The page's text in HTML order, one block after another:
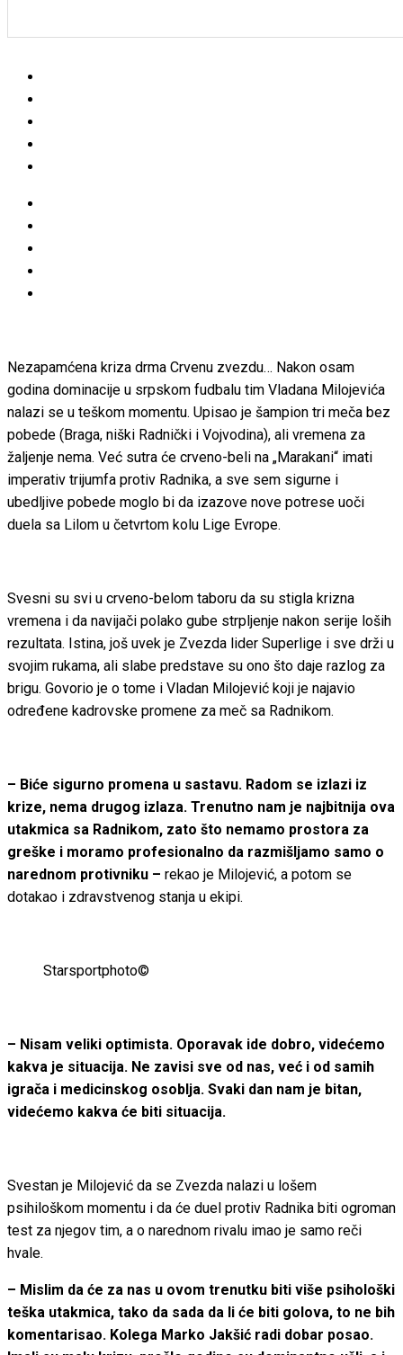
Nezapamćena kriza drma Crvenu zvezdu… Nakon osam
godina dominacije u srpskom fudbalu tim Vladana Milojevića
nalazi se u teškom momentu. Upisao je šampion tri meča bez
pobede (Braga, niški Radnički i Vojvodina), ali vremena za
žaljenje nema. Već sutra će crveno-beli na „Marakani“ imati
imperativ trijumfa protiv Radnika, a sve sem sigurne i
ubedljive pobede moglo bi da izazove nove potrese uoči
duela sa Lilom u četvrtom kolu Lige Evrope.
Svesni su svi u crveno-belom taboru da su stigla krizna
vremena i da navijači polako gube strpljenje nakon serije loših
rezultata. Istina, još uvek je Zvezda lider Superlige i sve drži u
svojim rukama, ali slabe predstave su ono što daje razlog za
brigu. Govorio je o tome i Vladan Milojević koji je najavio
određene kadrovske promene za meč sa Radnikom.
– Biće sigurno promena u sastavu. Radom se izlazi iz
krize, nema drugog izlaza. Trenutno nam je najbitnija ova
utakmica sa Radnikom, zato što nemamo prostora za
greške i moramo profesionalno da razmišljamo samo o
narednom protivniku – rekao je Milojević, a potom se
dotakao i zdravstvenog stanja u ekipi.
Starsportphoto©
– Nisam veliki optimista. Oporavak ide dobro, videćemo
kakva je situacija. Ne zavisi sve od nas, već i od samih
igrača i medicinskog osoblja. Svaki dan nam je bitan,
videćemo kakva će biti situacija.
Svestan je Milojević da se Zvezda nalazi u lošem
psihiloškom momentu i da će duel protiv Radnika biti ogroman
test za njegov tim, a o narednom rivalu imao je samo reči
hvale.
– Mislim da će za nas u ovom trenutku biti više psihološki
teška utakmica, tako da sada da li će biti golova, to ne bih
komentarisao. Kolega Marko Jakšić radi dobar posao.